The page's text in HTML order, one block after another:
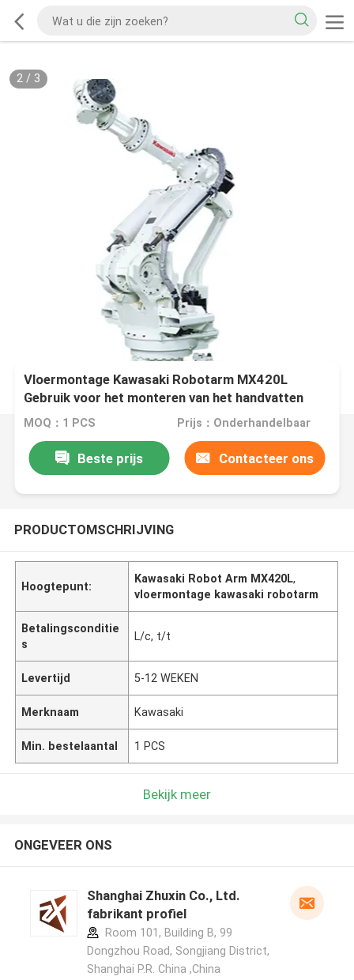
2/ 3
Vloermontage Kawasaki Robotarm MX420L
Gebruik voor het monteren van het handvatten
lassen
MOQ：1 PCS Prijs：Onderhandelbaar
Beste prijs Contacteer ons
PRODUCTOMSCHRIJVING
Hoogtepunt:
Kawasaki Robot Arm MX420L,
vloermontage kawasaki robotarm
Betalingsconditie
s
L/c, t/t
Levertijd 5-12 WEKEN
Merknaam Kawasaki
Min. bestelaantal 1 PCS
Bekijk meer
ONGEVEER ONS
Shanghai Zhuxin Co., Ltd.
fabrikant profiel
Room 101, Building B, 99
Dongzhou Road, Songjiang District,
Shanghai P.R. China ,China